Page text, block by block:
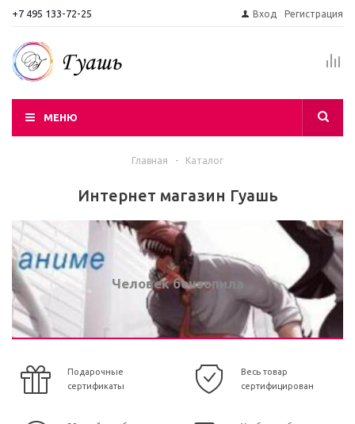
+7 495 133-72-25 Вход Регистрация
МЕНЮ
Главная - Каталог
Интернет магазин Гуашь
Человек бензопила
Подарочные
сертификаты
Весь товар
сертифицирован